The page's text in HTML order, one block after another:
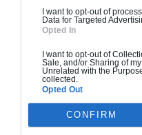
I want to opt-out of
Data for Targeted
Opted In
I want to opt-out of
Sale, and/or Sharing of
Unrelated with the
collected.
Opted Out
CONFIRM
Pourquoi nous faire
Contact
Presse
Archionline est une société
de Batiweb Group